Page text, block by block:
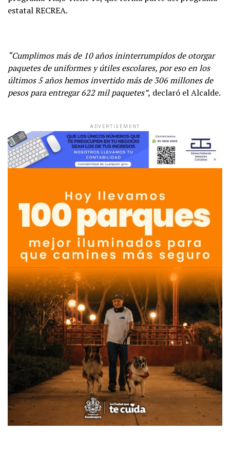
estatal RECREA.
“Cumplimos más de 10 años ininterrumpidos de otorgar
paquetes de uniformes y útiles escolares, por eso en los
últimos 5 años hemos invertido más de 306 millones de
pesos para entregar 622 mil paquetes”, declaró el Alcalde.
ADVERTISEMENT